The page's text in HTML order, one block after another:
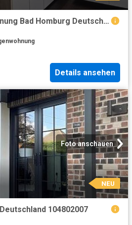
3 Schlafzimmer Wohnung Bad Homburg Deutschland 104804899
Details ansehen
Foto anschauen
NEU
104802007